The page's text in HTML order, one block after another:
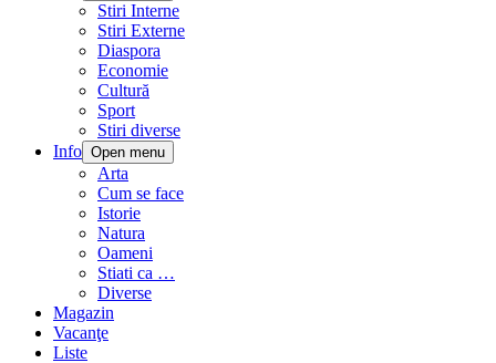
Stiri Interne
Stiri Externe
Diaspora
Economie
Cultură
Sport
Stiri diverse
Info Open menu
Arta
Cum se face
Istorie
Natura
Oameni
Stiati ca …
Diverse
Magazin
Vacanţe
Liste